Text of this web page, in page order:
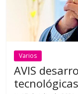
Varios
AVIS